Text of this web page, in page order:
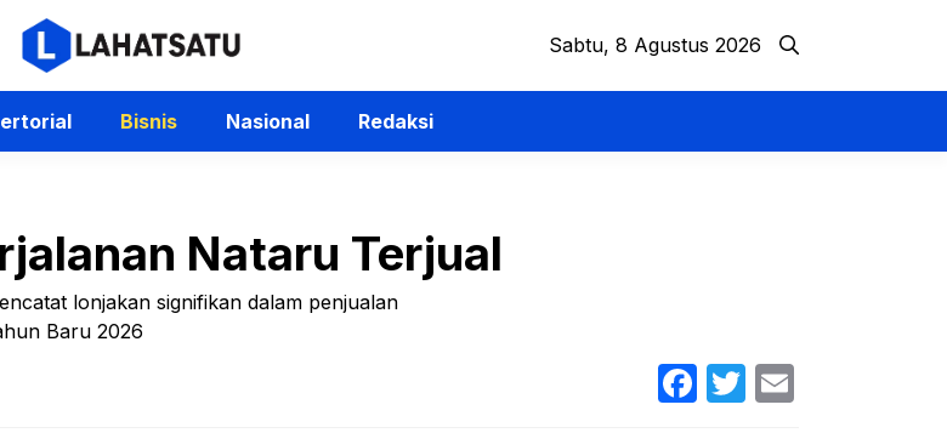
Sabtu, 8 Agustus 2026
Bisnis Nasional Redaksi
Nataru Terjual
lonjakan signifikan dalam penjualan
Baru 2026
Facebook
Twitter